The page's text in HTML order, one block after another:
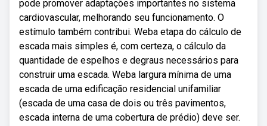
pode promover adaptações importantes no sistema
cardiovascular, melhorando seu funcionamento. O
estímulo também contribui. Weba etapa do cálculo de
escada mais simples é, com certeza, o cálculo da
quantidade de espelhos e degraus necessários para
construir uma escada. Weba largura mínima de uma
escada de uma edificação residencial unifamiliar
(escada de uma casa de dois ou três pavimentos,
escada interna de uma cobertura de prédio) deve ser.